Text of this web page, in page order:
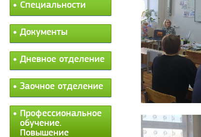
Специальности
Документы
Дневное отделение
Заочное отделение
Профессиональное
обучение.
Повышение